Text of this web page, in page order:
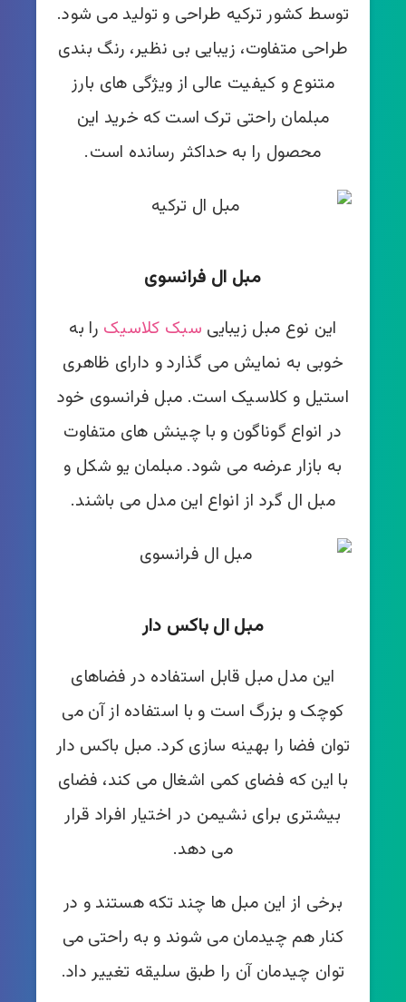
توسط کشور ترکیه طراحی و تولید می شود.
طراحی متفاوت، زیبایی بی نظیر، رنگ بندی
متنوع و کیفیت عالی از ویژگی های بارز
مبلمان راحتی ترک است که خرید این
محصول را به حداکثر رسانده است.
مبل ال فرانسوی
این نوع مبل زیبایی سبک کلاسیک را به
خوبی به نمایش می گذارد و دارای ظاهری
استیل و کلاسیک است. مبل فرانسوی خود
در انواع گوناگون و با چینش های متفاوت
به بازار عرضه می شود. مبلمان یو شکل و
مبل ال گرد از انواع این مدل می باشند.
مبل ال باکس دار
این مدل مبل قابل استفاده در فضاهای
کوچک و بزرگ است و با استفاده از آن می
توان فضا را بهینه سازی کرد. مبل باکس دار
با این که فضای کمی اشغال می کند، فضای
بیشتری برای نشیمن در اختیار افراد قرار
می دهد.
برخی از این مبل ها چند تکه هستند و در
کنار هم چیدمان می شوند و به راحتی می
توان چیدمان آن را طبق سلیقه تغییر داد.